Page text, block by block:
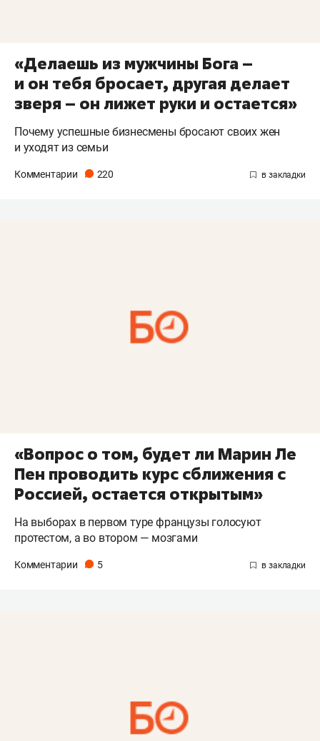
«Делаешь из мужчины Бога –
и он тебя бросает, другая делает
зверя – он лижет руки и остается»
Почему успешные бизнесмены бросают своих жен
и уходят из семьи
Комментарии 220
«Вопрос о том, будет ли Марин Ле
Пен проводить курс сближения с
Россией, остается открытым»
На выборах в первом туре французы голосуют
протестом, а во втором — мозгами
Комментарии 5